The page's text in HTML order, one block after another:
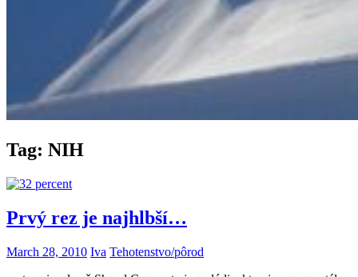
Tag: NIH
Prvý rez je najhlbší­…
March 28, 2010 Iva Tehotenstvo/pôrod